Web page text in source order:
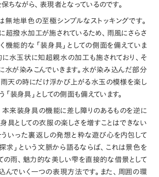
ちながら、 表現者となっているのです。
無地単色の至極シンプルなストッキングです。
超撥水加工が施されているため、 雨風にさらさ
機能的な 「 装身具 」 としての側面を備えていま
に水玉状に知超親水の加工も施されており 、 そ
水が染みこんでいきます。 水が染み込んだ部分
雨天の時にだけ浮かび上がる水玉の模様を楽し
「 装身具 」 としての側面も備えています。
本来装身具の機能に差し障りのあるものを逆に
具としての衣服の楽しさを増すことはできない
ういった裏返しの発想と粋な遊び心を内包して
求 」 という文脈から語るならば、 これは景色を
の雨 、 魅力的な美しい雫を直接的な借景として
んでいく一つの表現方法です。 また 、 周囲の環